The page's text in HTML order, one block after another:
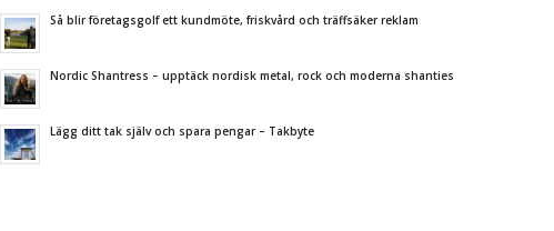
Så blir företagsgolf ett kundmöte, friskvård och träffsäker reklam
Nordic Shantress – upptäck nordisk metal, rock och moderna shanties
Lägg ditt tak själv och spara pengar – Takbyte